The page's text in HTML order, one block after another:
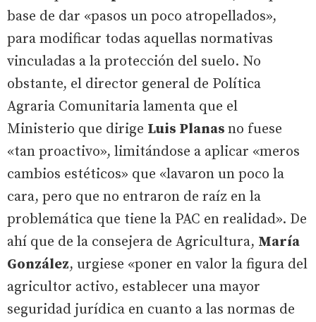
base de dar «pasos un poco atropellados»,
para modificar todas aquellas normativas
vinculadas a la protección del suelo. No
obstante, el director general de Política
Agraria Comunitaria lamenta que el
Ministerio que dirige Luis Planas no fuese
«tan proactivo», limitándose a aplicar «meros
cambios estéticos» que «lavaron un poco la
cara, pero que no entraron de raíz en la
problemática que tiene la PAC en realidad». De
ahí que de la consejera de Agricultura, María
González, urgiese «poner en valor la figura del
agricultor activo, establecer una mayor
seguridad jurídica en cuanto a las normas de